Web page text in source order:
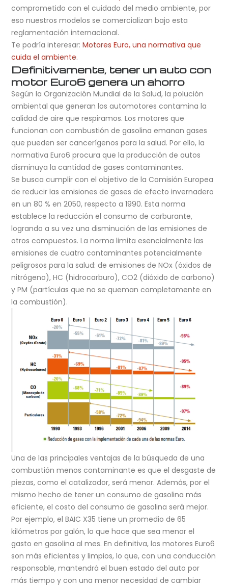
comprometido con el cuidado del medio ambiente, por
eso nuestros modelos se comercializan bajo esta
reglamentación internacional.
Te podría interesar:Motores Euro, una normativa que
cuida el ambiente.
Definitivamente, tener un auto con
motor Euro6 genera un ahorro
Según la Organización Mundial de la Salud, la polución
ambiental que generan los automotores contamina la
calidad de aire que respiramos. Los motores que
funcionan con combustión de gasolina emanan gases
que pueden ser cancerígenos para la salud. Por ello, la
normativa Euro6 procura que la producción de autos
disminuya la cantidad de gases contaminantes.
Se busca cumplir con el objetivo de la Comisión Europea
de reducir las emisiones de gases de efecto invernadero
en un 80 % en 2050, respecto a 1990. Esta norma
establece la reducción el consumo de carburante,
logrando a su vez una disminución de las emisiones de
otros compuestos. La norma limita esencialmente las
emisiones de cuatro contaminantes potencialmente
peligrosos para la salud: de emisiones de NOx (óxidos de
nitrógeno), HC (hidrocarburo), CO2 (dióxido de carbono)
y PM (partículas que no se queman completamente en
la combustión).
Una de las principales ventajas de la búsqueda de una
combustión menos contaminante es que el desgaste de
piezas, como el catalizador, será menor. Además, por el
mismo hecho de tener un consumo de gasolina más
eficiente, el costo del consumo de gasolina será mejor.
Por ejemplo, el BAIC X35 tiene un promedio de 65
kilómetros por galón, lo que hace que sea menor el
gasto en gasolina al mes. En definitiva, los motores Euro6
son más eficientes y limpios, lo que, con una conducción
responsable, mantendrá el buen estado del auto por
más tiempo y con una menor necesidad de cambiar